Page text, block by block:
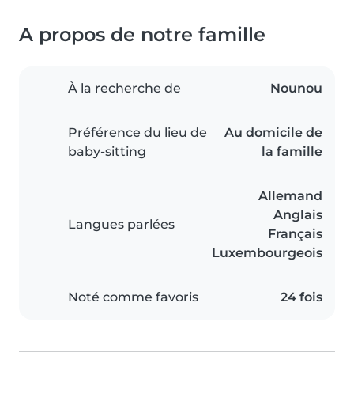
A propos de notre famille
À la recherche de Nounou
Préférence du lieu de
baby-sitting
Au domicile de
la famille
Langues parlées
Allemand
Anglais
Français
Luxembourgeois
Noté comme favoris 24 fois